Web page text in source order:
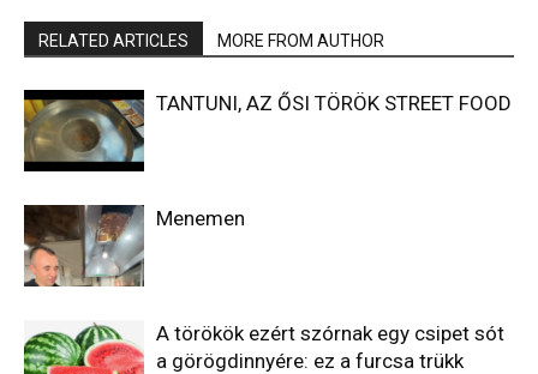
RELATED ARTICLES MORE FROM AUTHOR
TANTUNI, AZ ŐSI TÖRÖK STREET FOOD
Menemen
A törökök ezért szórnak egy csipet sót
a görögdinnyére: ez a furcsa trükk